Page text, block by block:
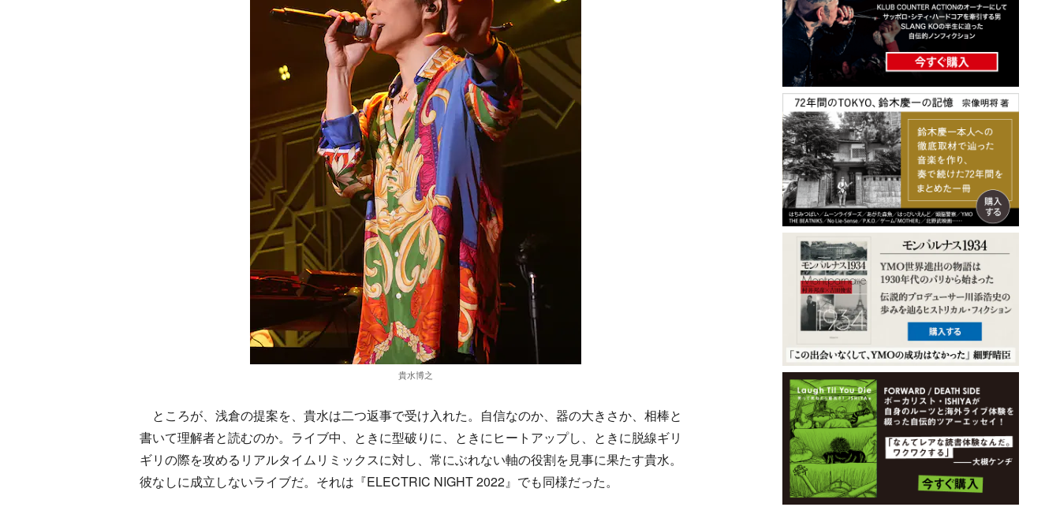
貴水博之
ところが、浅倉の提案を、貴水は二つ返事で受け入れた。自信なのか、器の大きさか、相棒と
書いて理解者と読むのか。ライブ中、ときに型破りに、ときにヒートアップし、ときに脱線ギリ
ギリの際を攻めるリアルタイムリミックスに対し、常にぶれない軸の役割を見事に果たす貴水。
彼なしに成立しないライブだ。それは『ELECTRIC NIGHT 2022』でも同様だった。